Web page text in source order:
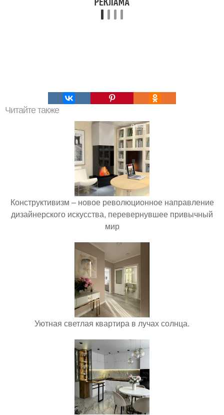
Читайте также
Конструктивизм – новое революционное направление
дизайнерского искусства, перевернувшее привычный
мир
Уютная светлая квартира в лучах солнца.